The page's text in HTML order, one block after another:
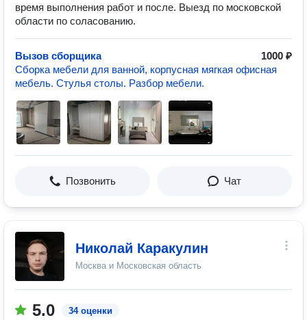
время выполнения работ и после. Выезд по московской
области по соласованию.
Вызов сборщика
1000 ₽
Сборка мебели для ванной, корпусная мягкая офисная
мебель. Стулья столы. Разбор мебели.
Позвонить Чат
Николай Каракулин
Москва и Московская область
5.0 34 оценки